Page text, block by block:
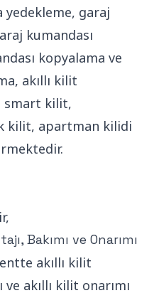
garaj
kumandası
kopyalama ve
akıllı kilit
smart kilit,
kilit, apartman kilidi
Bakımı ve Onarımı
akıllı kilit
akıllı kilit onarımı